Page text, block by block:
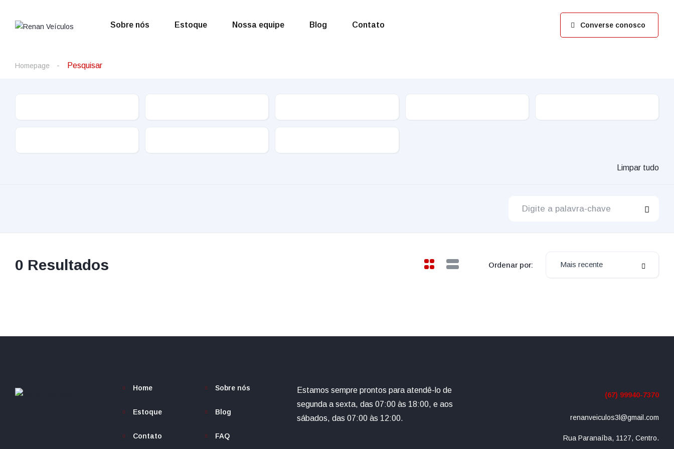
Sobre nós Estoque Nossa equipe Blog Contato Converse conosco
Homepage Pesquisar
Limpar tudo
0 Resultados Ordenar por: Mais recente
Home Sobre nós
Estoque Blog
Contato FAQ
Estamos sempre prontos para atendê-lo de
segunda a sexta, das 07:00 às 18:00, e aos
sábados, das 07:00 às 12:00.
(67) 99940-7370
renanveiculos3l@gmail.com
Rua Paranaíba, 1127, Centro.